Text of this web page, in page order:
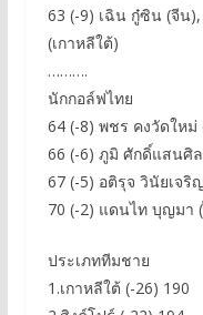
63 (-9) เฉิน กู๋ซิน (จีน
(เกาหลีใต้)
……….
นักกอล์ฟไทย
64 (-8) พชร คงวัดใหม่
66 (-6) ภูมิ ศักดิ์แสนศิ
67 (-5) อติรุจ วินัยเจริ
70 (-2) แดนไท บุญมา
ประเภททีมชาย
1.เกาหลีใต้ (-26) 190